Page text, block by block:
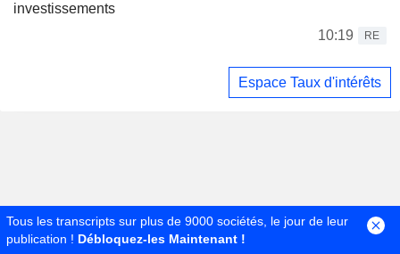
investissements
10:19
RE
Espace Taux d'intérêts
Tous les transcripts sur plus de 9000 sociétés, le jour de leur
publication ! Débloquez-les Maintenant !